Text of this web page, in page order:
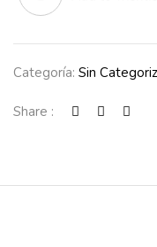
Categoría: Sin
Share :